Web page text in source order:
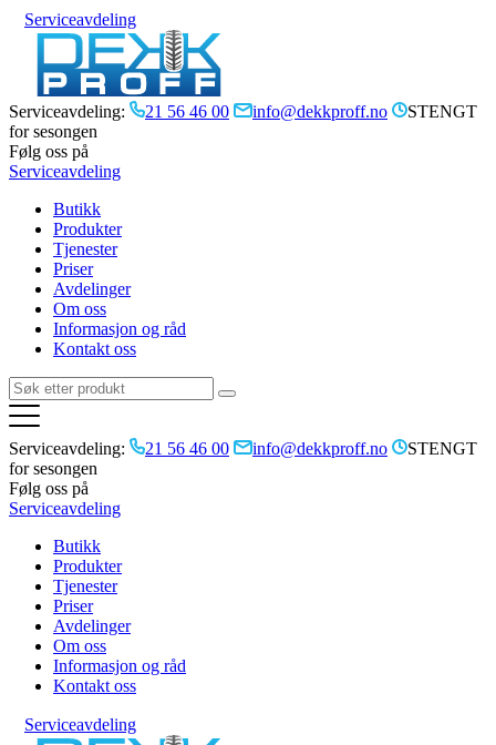
Serviceavdeling
Serviceavdeling: 21 56 46 00 info@dekkproff.no
STENGT
for sesongen
Følg oss på
Serviceavdeling
Butikk
Produkter
Tjenester
Priser
Avdelinger
Om oss
Informasjon og råd
Kontakt oss
Serviceavdeling: 21 56 46 00 info@dekkproff.no
STENGT
for sesongen
Følg oss på
Serviceavdeling
Butikk
Produkter
Tjenester
Priser
Avdelinger
Om oss
Informasjon og råd
Kontakt oss
Serviceavdeling